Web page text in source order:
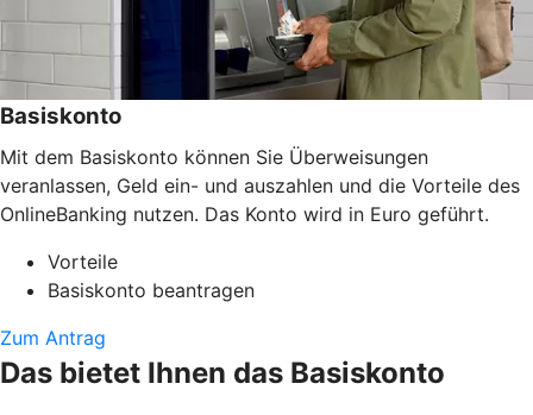
Basiskonto
Mit dem Basiskonto können Sie Überweisungen
veranlassen, Geld ein- und auszahlen und die Vorteile des
OnlineBanking nutzen. Das Konto wird in Euro geführt.
Vorteile
Basiskonto beantragen
Zum Antrag
Das bietet Ihnen das Basiskonto